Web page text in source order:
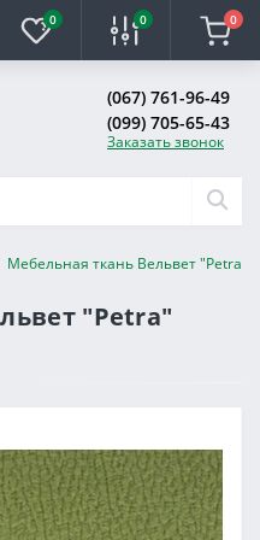
0 0 0
(067) 761-96-49
(099) 705-65-43
Заказать звонок
Мебельная ткань Вельвет "Petra"
"Petra"